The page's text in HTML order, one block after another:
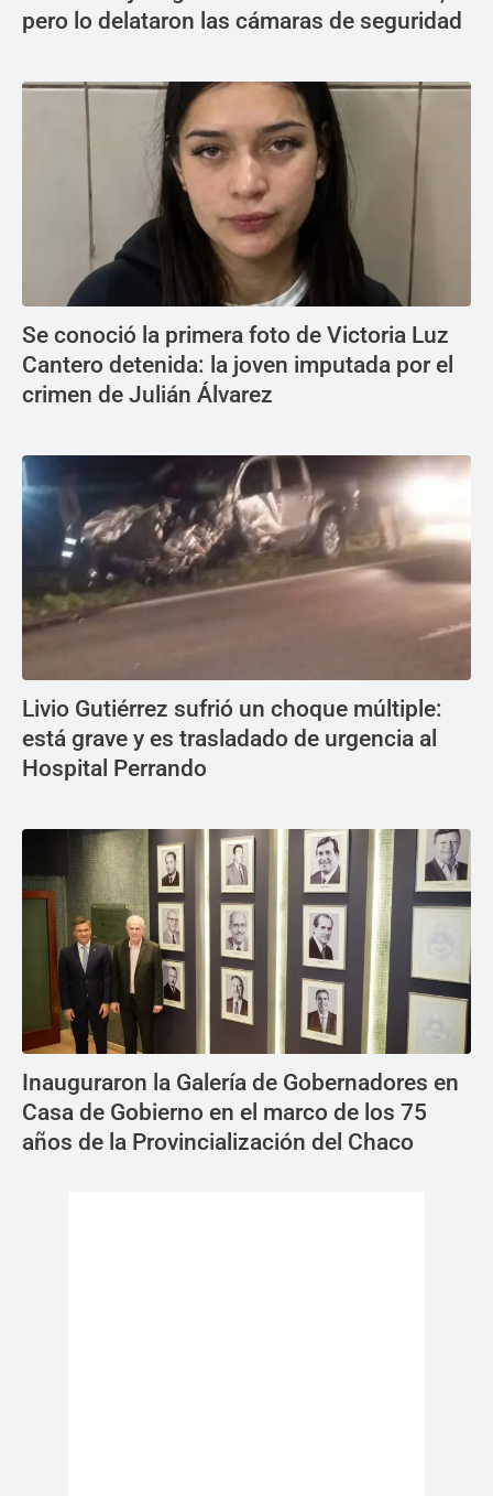
pero lo delataron las cámaras de seguridad
Se conoció la primera foto de Victoria Luz
Cantero detenida: la joven imputada por el
crimen de Julián Álvarez
Livio Gutiérrez sufrió un choque múltiple:
está grave y es trasladado de urgencia al
Hospital Perrando
Inauguraron la Galería de Gobernadores en
Casa de Gobierno en el marco de los 75
años de la Provincialización del Chaco